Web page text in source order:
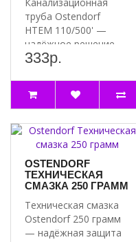
труба Ostendorf
HTEM 110/500' —
надёжное решение
для вашей
333р.
OSTENDORF
ТЕХНИЧЕСКАЯ
СМАЗКА 250 ГРАММ
Техническая смазка
Ostendorf 250 грамм
— надёжная защита